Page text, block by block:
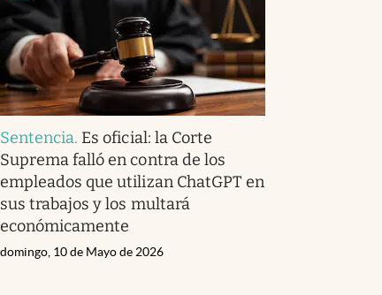
Sentencia. Es oficial: la Corte
Suprema falló en contra de los
empleados que utilizan ChatGPT en
sus trabajos y los multará
económicamente
domingo, 10 de Mayo de 2026